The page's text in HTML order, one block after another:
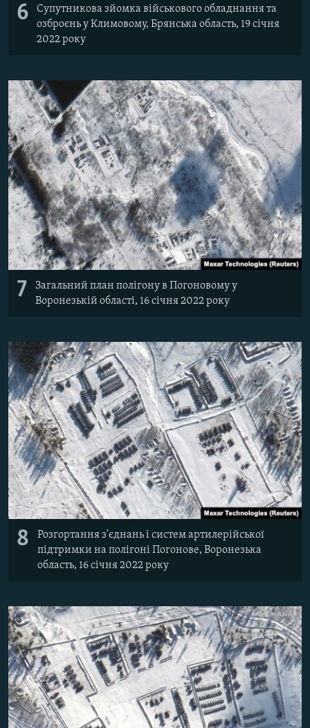
6
Супутникова зйомка військового обладнання та
озброєнь у Климовому, Брянська область, 19 січня
2022 року
7
Загальний план полігону в Погоновому у
Воронезькій області, 16 січня 2022 року
8
Розгортання з'єднань і систем артилерійської
підтримки на полігоні Погонове, Воронезька
область, 16 січня 2022 року